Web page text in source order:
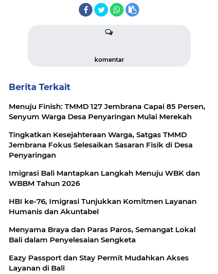
komentar
Berita Terkait
Menuju Finish: TMMD 127 Jembrana Capai 85 Persen,
Senyum Warga Desa Penyaringan Mulai Merekah
Tingkatkan Kesejahteraan Warga, Satgas TMMD
Jembrana Fokus Selesaikan Sasaran Fisik di Desa
Penyaringan
Imigrasi Bali Mantapkan Langkah Menuju WBK dan
WBBM Tahun 2026
HBI ke-76, Imigrasi Tunjukkan Komitmen Layanan
Humanis dan Akuntabel
Menyama Braya dan Paras Paros, Semangat Lokal
Bali dalam Penyelesaian Sengketa
Eazy Passport dan Stay Permit Mudahkan Akses
Layanan di Bali